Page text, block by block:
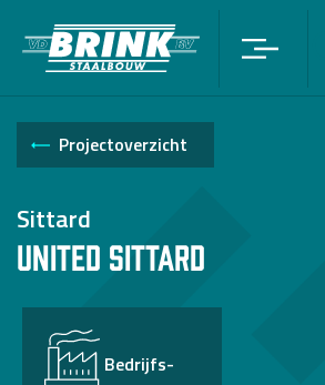
Projectoverzicht
Sittard
United Sittard
Bedrijfs-